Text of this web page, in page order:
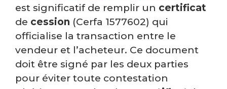
est significatif de remplir un certificat
de cession (Cerfa 1577602) qui
officialise la transaction entre le
vendeur et l’acheteur. Ce document
doit être signé par les deux parties
pour éviter toute contestation